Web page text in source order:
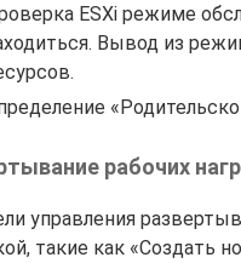
ESXi режиме
Вывод из
рабочих
управления
такие как «Создать